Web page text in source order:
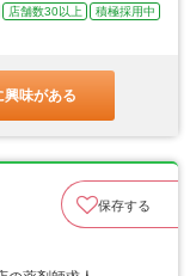
店舗数30以上
積極採用中
興味がある
保存する